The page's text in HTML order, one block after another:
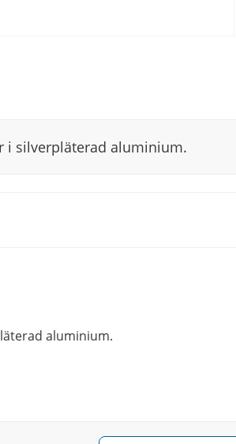
i silverpläterad aluminium.
aluminium.